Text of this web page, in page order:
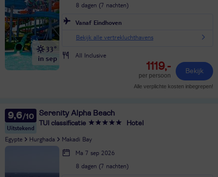
33°
in sep
8 dagen (7 nachten)
Vanaf Eindhoven
Bekijk alle vertrekluchthavens
All Inclusive
1119,-
per persoon
Bekijk
Alle verplichte kosten inbegrepen!
9,6
Uitstekend
Serenity Alpha Beach
TUI classificatie Hotel
Egypte Hurghada Makadi Bay
Ma 7 sep 2026
8 dagen (7 nachten)